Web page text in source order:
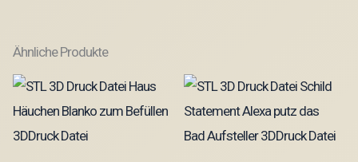
Ähnliche Produkte